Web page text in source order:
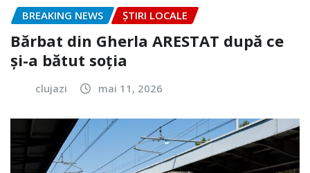
BREAKING NEWS ȘTIRI LOCALE
Bărbat din Gherla ARESTAT după ce
și-a bătut soția
clujazi mai 11, 2026